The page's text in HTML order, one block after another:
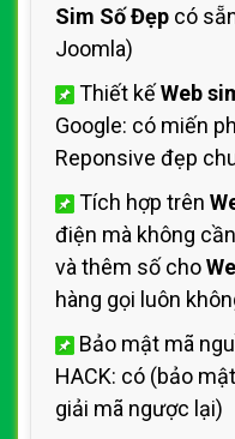
Sim Số Đẹp có
Joomla)
Thiết kếWeb
Google: có miến
Reponsive đẹp
Tích hợp trên
điện mà không
và thêm số cho
hàng gọi luôn
Bảo mật mã
HACK: có (bảo
giải mã ngược lại)